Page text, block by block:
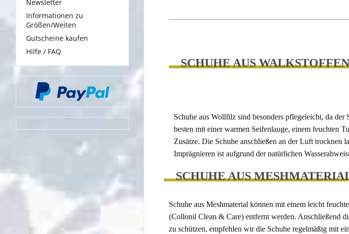
Newsletter
Informationen zu
Größen/Weiten
Gutscheine kaufen
Hilfe / FAQ
SCHUHE AUS
Schuhe aus Wollfilz sind besonders pflegeleicht, da
besten mit einer warmen Seifenlauge, einem feuchten
Zusätze. Die Schuhe anschließen an der Luft trocknen
Imprägnieren ist aufgrund der natürlichen
SCHUHE AUS
Schuhe aus Meshmaterial können mit einem leicht
(Collonil Clean & Care) entfernt werden. Anschließend
zu schützen, empfehlen wir die Schuhe regelmäßig mit